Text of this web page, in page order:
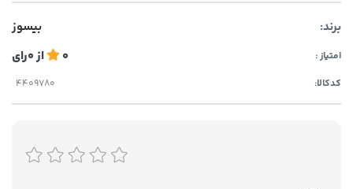
برند: بیسوز
امتیاز : 0 از0رای
کدکالا: